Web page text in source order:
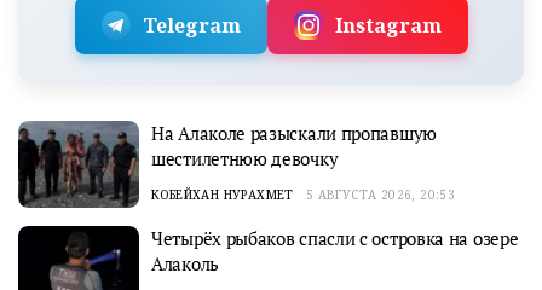
Telegram Instagram
На Алаколе разыскали пропавшую
шестилетнюю девочку
КОБЕЙХАН НУРАХМЕТ 5 АВГУСТА 2026, 20:53
Четырёх рыбаков спасли с островка на озере
Алаколь